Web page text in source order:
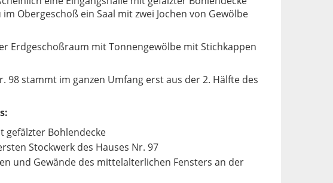
Obergeschoß ein Saal mit zwei Jochen von Gewölbe
Erdgeschoßraum mit Tonnengewölbe mit Stichkappen
98 stammt im ganzen Umfang erst aus der 2. Hälfte des
gefälzter Bohlendecke
Stockwerk des Hauses Nr. 97
und Gewände des mittelalterlichen Fensters an der